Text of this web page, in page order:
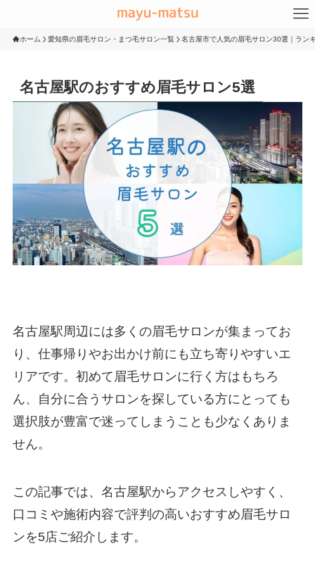
ホーム 愛知県の眉毛サロン・まつ毛サロン一覧 名古屋市で人気の眉毛サロン30選｜ラン
名古屋駅のおすすめ眉毛サロン5選
名古屋駅周辺には多くの眉毛サロンが集まってお
り、仕事帰りやお出かけ前にも立ち寄りやすいエ
リアです。初めて眉毛サロンに行く方はもちろ
ん、自分に合うサロンを探している方にとっても
選択肢が豊富で迷ってしまうことも少なくありま
せん。
この記事では、名古屋駅からアクセスしやすく、
口コミや施術内容で評判の高いおすすめ眉毛サロ
ンを5店ご紹介します。